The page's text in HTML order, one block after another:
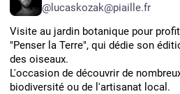
@lucaskozak@piaille.fr
Visite au jardin botanique pour
"Penser la Terre", qui dédie son
des oiseaux.
L'occasion de découvrir de
biodiversité ou de l'artisanat local.